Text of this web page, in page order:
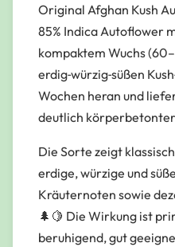
Original Afghan Kush
85% Indica Autoflower
kompaktem Wuchs
erdig‑würzig‑süßen
Wochen heran und
deutlich
Die Sorte zeigt
erdige, würzige und
Kräuternoten sowie
🌲🍋 Die Wirkung ist
beruhigend, gut